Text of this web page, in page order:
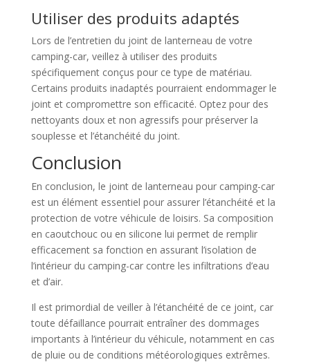
Utiliser des produits adaptés
Lors de l’entretien du joint de lanterneau de votre
camping-car, veillez à utiliser des produits
spécifiquement conçus pour ce type de matériau.
Certains produits inadaptés pourraient endommager le
joint et compromettre son efficacité. Optez pour des
nettoyants doux et non agressifs pour préserver la
souplesse et l’étanchéité du joint.
Conclusion
En conclusion, le joint de lanterneau pour camping-car
est un élément essentiel pour assurer l’étanchéité et la
protection de votre véhicule de loisirs. Sa composition
en caoutchouc ou en silicone lui permet de remplir
efficacement sa fonction en assurant l’isolation de
l’intérieur du camping-car contre les infiltrations d’eau
et d’air.
Il est primordial de veiller à l’étanchéité de ce joint, car
toute défaillance pourrait entraîner des dommages
importants à l’intérieur du véhicule, notamment en cas
de pluie ou de conditions météorologiques extrêmes.